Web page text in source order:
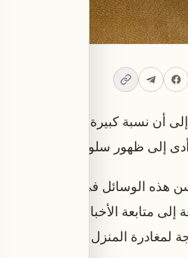
أن نسبة كبيرة من كبار السن
إلى ظهور سلوكيات تشبه
هذه الوسائل في الغالب
إلى متابعة الأخبار
لمغادرة المنزل أو بذل جهد كبير.